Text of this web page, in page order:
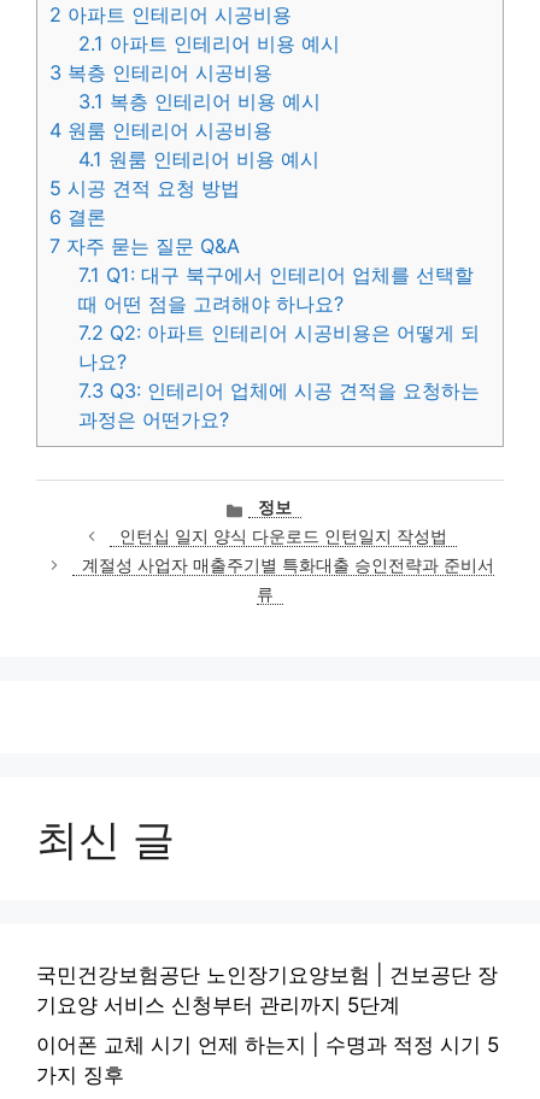
2 아파트 인테리어 시공비용
2.1 아파트 인테리어 비용 예시
3 복층 인테리어 시공비용
3.1 복층 인테리어 비용 예시
4 원룸 인테리어 시공비용
4.1 원룸 인테리어 비용 예시
5 시공 견적 요청 방법
6 결론
7 자주 묻는 질문 Q&A
7.1 Q1: 대구 북구에서 인테리어 업체를 선택할
때 어떤 점을 고려해야 하나요?
7.2 Q2: 아파트 인테리어 시공비용은 어떻게 되
나요?
7.3 Q3: 인테리어 업체에 시공 견적을 요청하는
과정은 어떤가요?
카
테
고
리
정보
인턴십 일지 양식 다운로드 인턴일지 작성법
계절성 사업자 매출주기별 특화대출 승인전략과 준비서
류
최신 글
국민건강보험공단 노인장기요양보험 | 건보공단 장
기요양 서비스 신청부터 관리까지 5단계
이어폰 교체 시기 언제 하는지 | 수명과 적정 시기 5
가지 징후